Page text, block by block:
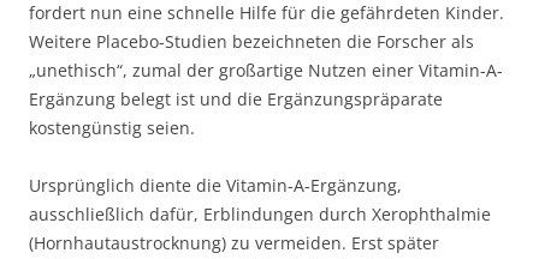
fordert nun eine schnelle Hilfe für die gefährdeten Kinder.
Weitere Placebo-Studien bezeichneten die Forscher als
„unethisch“, zumal der großartige Nutzen einer Vitamin-A-
Ergänzung belegt ist und die Ergänzungspräparate
kostengünstig seien.
Ursprünglich diente die Vitamin-A-Ergänzung,
ausschließlich dafür, Erblindungen durch Xerophthalmie
(Hornhautaustrocknung) zu vermeiden. Erst später